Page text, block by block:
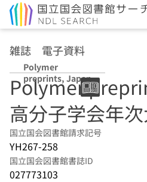
雑誌 電子資料
Polymer
preprints, Japan
Polymer
高分子学会年
国立国会図書館請求記号
YH267-258
国立国会図書館書誌ID
027773103